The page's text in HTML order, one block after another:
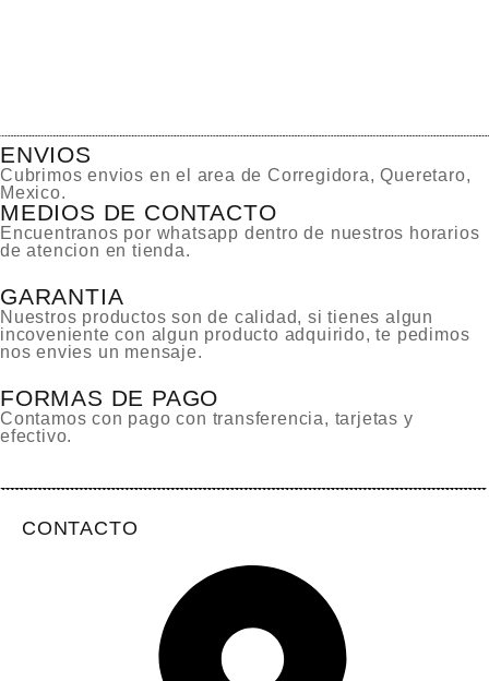
ENVIOS
Cubrimos envios en el area de Corregidora, Queretaro,
Mexico.
MEDIOS DE CONTACTO
Encuentranos por whatsapp dentro de nuestros horarios
de atencion en tienda.
GARANTIA
Nuestros productos son de calidad, si tienes algun
incoveniente con algun producto adquirido, te pedimos
nos envies un mensaje.
FORMAS DE PAGO
Contamos con pago con transferencia, tarjetas y
efectivo.
CONTACTO